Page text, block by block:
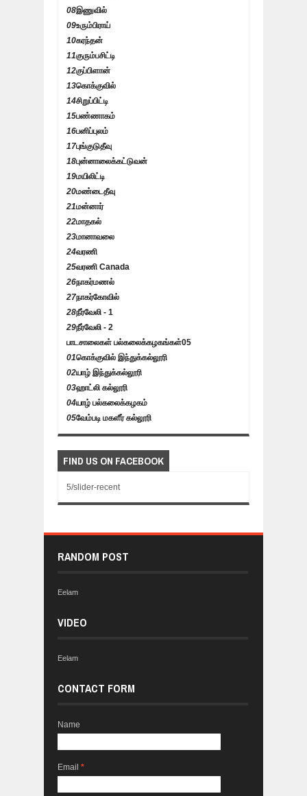
08இணுவில்
09உரும்பிராய்
10கரந்தன்
11குரும்பசிட்டி
12குப்பிளான்
13கொக்குவில்
14சிறுப்பிட்டி
15பண்ணாகம்
16பனிப்புலம்
17புங்குடுதீவு
18புன்னாலைக்கட்டுவன்
19மயிலிட்டி
20மண்டைதீவு
21மன்னார்
22மாதகல்
23மானாவலை
24வரணி
25வரணி Canada
26நாகர்மணல்
27நாகர்கோவில்
28நீர்வேலி - 1
29நீர்வேலி - 2
பாடசாலைகள் பல்கலைக்கழகங்கள்05
01கொக்குவில் இந்துக்கல்லூரி
02யாழ் இந்துக்கல்லூரி
03ஹாட்லி கல்லூரி
04யாழ் பல்கலைக்கழகம்
05வேம்படி மகளீர் கல்லூரி
FIND US ON FACEBOOK
5/slider-recent
RANDOM POST
Eelam
VIDEO
Eelam
CONTACT FORM
Name
Email *